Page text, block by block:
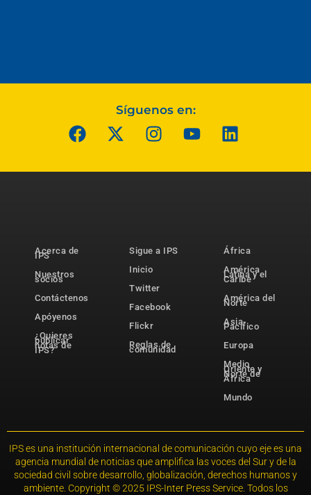
Síguenos en:
Acerca de
IPS
Nuestros
socios
Contáctenos
Apóyenos
¿Quieres
publicar
notas de
IPS?
Sigue a IPS
Inicio
Twitter
Facebook
Flickr
Reglas de
comunidad
África
América
Latina y el
Caribe
América del
Norte
Asia-
Pacífico
Europa
Medio
Oriente y
Norte de
África
Mundo
IPS es una institución internacional de comunicación cuyo eje es una
agencia mundial de noticias que amplifica las voces del Sur y de la
sociedad civil sobre desarrollo, globalización, derechos humanos y
ambiente. Copyright © 2025 IPS-Inter Press Service. Todos los